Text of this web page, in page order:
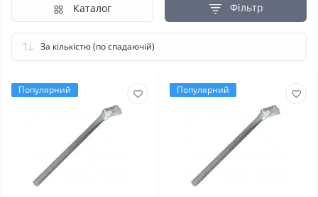
Фільтр
Каталог
Популярний Популярний